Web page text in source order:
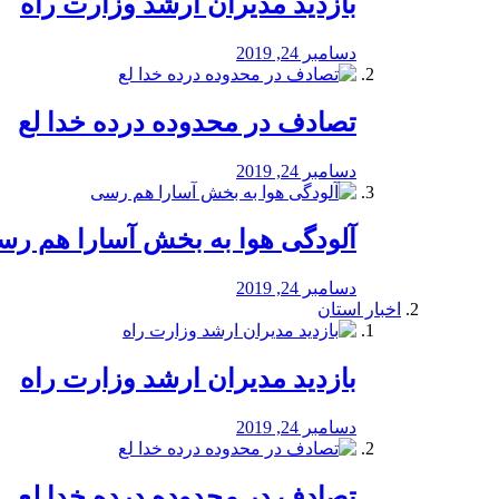
دسامبر 24, 2019
تصادف در محدوده درده خدا لع
دسامبر 24, 2019
آلودگی هوا به بخش آسارا هم
دسامبر 24, 2019
اخبار استان
بازدید مدیران ارشد وزارت راه
دسامبر 24, 2019